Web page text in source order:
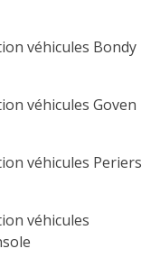
véhicules Bondy
véhicules Goven
véhicules Periers
véhicules